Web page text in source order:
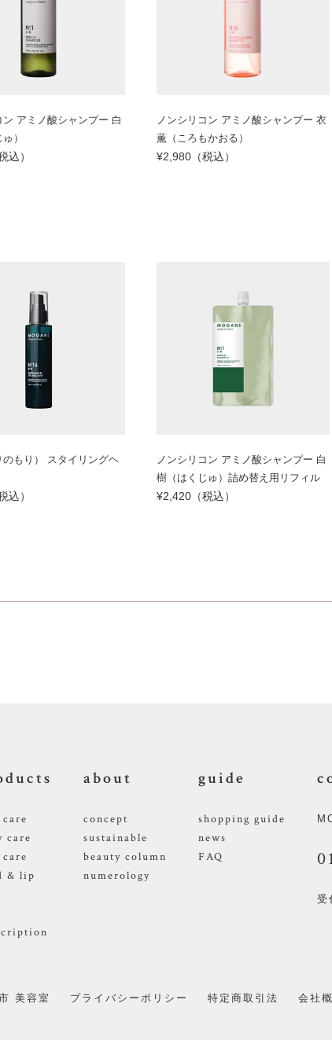
ン アミノ酸シャンプー 白
）
込）
ノンシリコン アミノ酸シャンプー 衣
薫（ころもかおる）
¥2,980（税込）
のもり） スタイリングヘ
込）
ノンシリコン アミノ酸シャンプー 白
樹（はくじゅ）詰め替え用リフィル
¥2,420（税込）
care
& lip
about
concept
sustainable
beauty column
numerology
guide
shopping guide
news
FAQ
受
美容室 プライバシーポリシー 特定商取引法 会社